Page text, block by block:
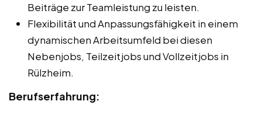
Beiträge zur Teamleistung zu leisten.
Flexibilität und Anpassungsfähigkeit in einem
dynamischen Arbeitsumfeld bei diesen
Nebenjobs, Teilzeitjobs und Vollzeitjobs in
Rülzheim.
Berufserfahrung: